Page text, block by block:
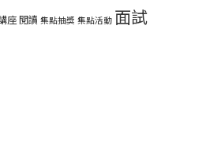
座閱讀 集點抽獎 集點活動 面試